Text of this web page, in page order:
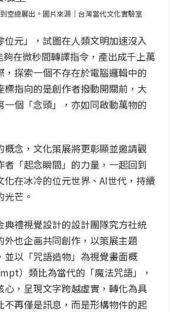
空總展出。圖片來源｜台灣當代文化實驗室
位元」，試圖在人類文明加速沒入
在微秒間轉譯指令，產出成千上萬
，探索一個不存在於電腦邏輯中的
標指向的是創作者撥動開關前，大
一個「念頭」，亦如同啟動萬物的
概念，文化策展將更彰顯並邀請觀
者「起念瞬間」的力量，一起回到
化在冰冷的位元世界、AI世代，持續
芒。
典禮視覺設計的設計團隊究方社統
外也企画共同創作，以策展主題
並以「咒語造物」為視覺畫面概
）類比為當代的「魔法咒語」，
心，呈現文字跨越虛實，轉化為具
不再僅是訊息，而是形構物件的起